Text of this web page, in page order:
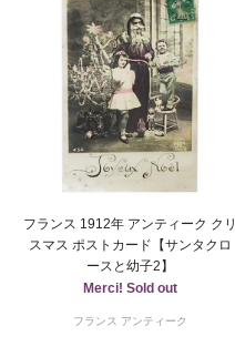
フランス 1912年 アンティーク クリ
スマス ポストカード【サンタクロ
ースと幼子2】
Merci! Sold out
フランス アンティーク